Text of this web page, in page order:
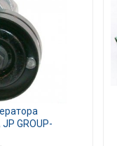
GROUP-